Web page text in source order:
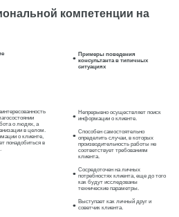
компетенции на
Примеры поведения
консультанта в типичных
ситуациях
о людях, а
в целом.
о клиенте,
понадобиться в
Непрерывно осуществляет поиск
информации о клиенте.
Способен самостоятельно
определить случаи, в которых
производительность работы не
соответствует требованиям
клиента.
Сосредоточен на личных
потребностях клиента, еще до того
как будут исследованы
технические параметры.
Выступает как личный друг и
советчик клиента.